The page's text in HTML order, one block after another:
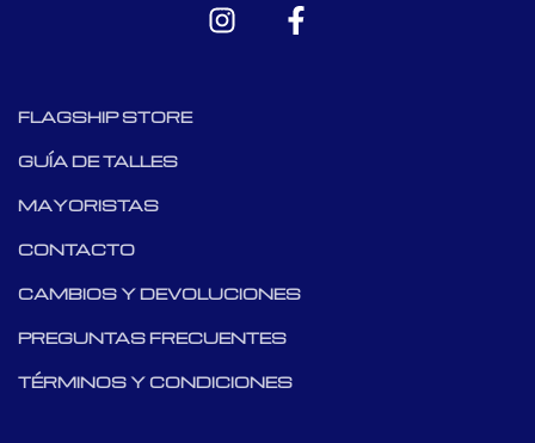
FLAGSHIP STORE
GUÍA DE TALLES
MAYORISTAS
CONTACTO
CAMBIOS Y DEVOLUCIONES
PREGUNTAS FRECUENTES
TÉRMINOS Y CONDICIONES